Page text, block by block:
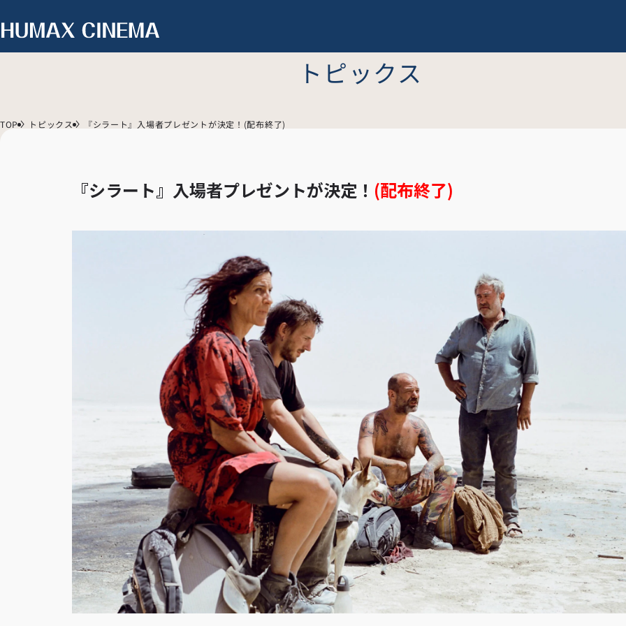
トピックス
TOP トピックス 『シラート』入場者プレゼントが決定！(配布終了)
『シラート』入場者プレゼントが決定！ (配布終了)